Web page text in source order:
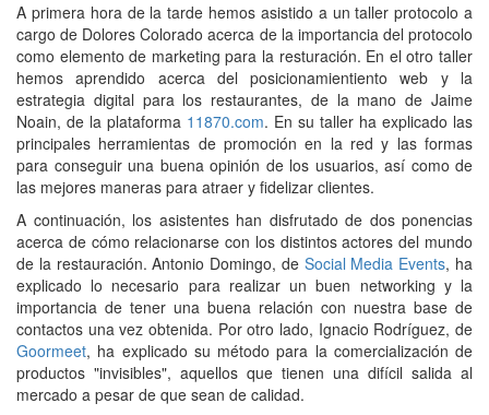
A primera hora de la tarde hemos asistido a un taller protocolo a
cargo de Dolores Colorado acerca de la importancia del protocolo
como elemento de marketing para la resturación. En el otro taller
hemos aprendido acerca del posicionamientiento web y la
estrategia digital para los restaurantes, de la mano de Jaime
Noain, de la plataforma 11870.com. En su taller ha explicado las
principales herramientas de promoción en la red y las formas
para conseguir una buena opinión de los usuarios, así como de
las mejores maneras para atraer y fidelizar clientes.
A continuación, los asistentes han disfrutado de dos ponencias
acerca de cómo relacionarse con los distintos actores del mundo
de la restauración. Antonio Domingo, de Social Media Events, ha
explicado lo necesario para realizar un buen networking y la
importancia de tener una buena relación con nuestra base de
contactos una vez obtenida. Por otro lado, Ignacio Rodríguez, de
Goormeet, ha explicado su método para la comercialización de
productos "invisibles", aquellos que tienen una difícil salida al
mercado a pesar de que sean de calidad.